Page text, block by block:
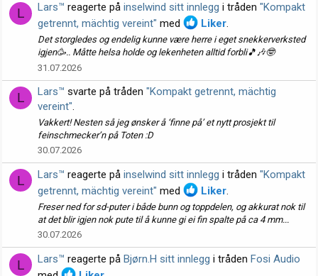
L Lars™ reagerte på inselwind sitt innlegg i tråden "Kompakt
getrennt, mächtig vereint" med Liker.
Det storgledes og endelig kunne være herre i eget snekkerverksted
igjen🥳.. Måtte helsa holde og lekenheten alltid forbli🎵🎶🤓
31.07.2026
L Lars™ svarte på tråden "Kompakt getrennt, mächtig
vereint".
Vakkert! Nesten så jeg ønsker å ‘finne på’ et nytt prosjekt til
feinschmecker’n på Toten :D
30.07.2026
L Lars™ reagerte på inselwind sitt innlegg i tråden "Kompakt
getrennt, mächtig vereint" med Liker.
Freser ned for sd-puter i både bunn og toppdelen, og akkurat nok til
at det blir igjen nok pute til å kunne gi ei fin spalte på ca 4 mm...
30.07.2026
L Lars™ reagerte på Bjørn.H sitt innlegg i tråden Fosi Audio